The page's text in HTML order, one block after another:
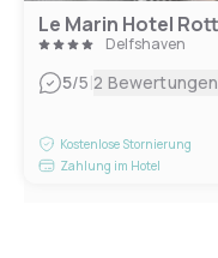
Delfshaven
5/5|2 Bewertungen
Kostenlose Stornierung
Zahlung im Hotel